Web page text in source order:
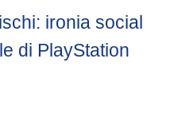
ironia social
di PlayStation